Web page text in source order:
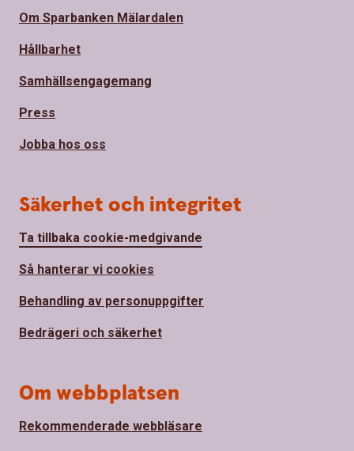
Om Sparbanken Mälardalen
Hållbarhet
Samhällsengagemang
Press
Jobba hos oss
Säkerhet och integritet
Ta tillbaka cookie-medgivande
Så hanterar vi cookies
Behandling av personuppgifter
Bedrägeri och säkerhet
Om webbplatsen
Rekommenderade webbläsare